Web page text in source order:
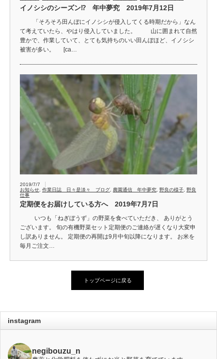
イノシシのシーズン⁉ 年中夢究 2019年7月12日
「そろそろ田んぼにイノシシが侵入してくる時期だから」なん
て考えていたら、やはり侵入していました。 山に囲まれて自然
豊かで、作業していて、とても気持ちのいい田んぼほど、イノシシ
被害が多い。 [ca…
2019/7/7
お知らせ 作業日誌 日々是淡々 ブログ 農園通信 年中夢究 野良の様子 野良
仕事
定期便をお届けしている方へ 2019年7月7日
いつも「ねぎぼうず」の野菜を食べていただき、 ありがとう
ございます。 旬の有機野菜セット定期便のご連絡が遅くなり大変申
し訳ありません。 定期便の再開は9月中旬以降になります。 お米を
毎月ご注文…
トップページに戻る
instagram
negibouzu_n